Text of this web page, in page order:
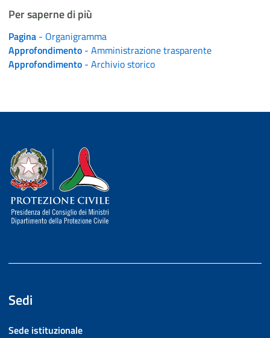
Per saperne di più
Pagina - Organigramma
Approfondimento - Amministrazione trasparente
Approfondimento - Archivio storico
Dipartimento della Protezione Civile
Sedi
Sede istituzionale